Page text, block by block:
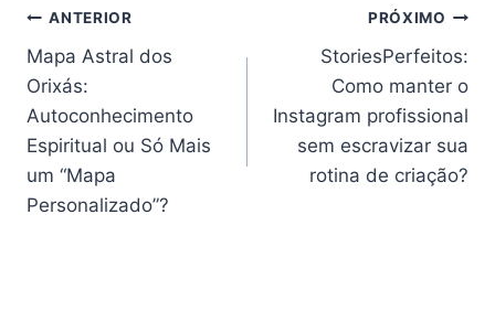
Navegação
de
Post
ANTERIOR
Mapa Astral dos
Orixás:
Autoconhecimento
Espiritual ou Só Mais
um “Mapa
Personalizado”?
PRÓXIMO
StoriesPerfeitos:
Como manter o
Instagram profissional
sem escravizar sua
rotina de criação?